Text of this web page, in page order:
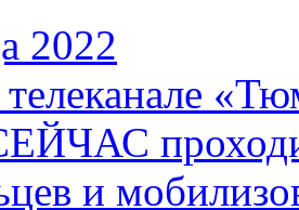
2022
и